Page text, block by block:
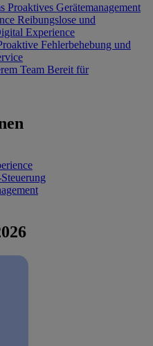
Proaktives Gerätemanagement
Reibungslose und
Experience
Fehlerbehebung und
Team Bereit für